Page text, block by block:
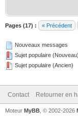
Pages (17) : « Précédent
Nouveaux messages
Sujet populaire (Nouveau)
Sujet populaire (Ancien)
Contact Retourner en
Moteur MyBB , © 2002-2026